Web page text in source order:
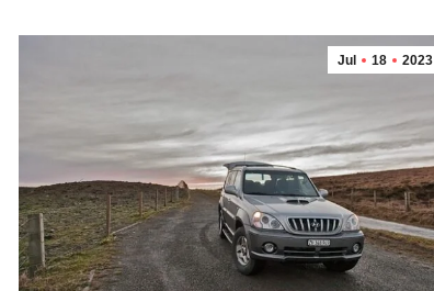
Jul 18 2023